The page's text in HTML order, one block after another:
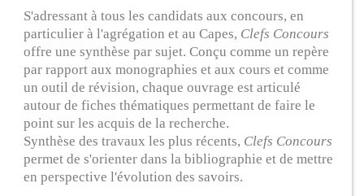
S'adressant à tous les candidats aux concours, en
particulier à l'agrégation et au Capes, Clefs Concours
offre une synthèse par sujet. Conçu comme un repère
par rapport aux monographies et aux cours et comme
un outil de révision, chaque ouvrage est articulé
autour de fiches thématiques permettant de faire le
point sur les acquis de la recherche.
Synthèse des travaux les plus récents, Clefs Concours
permet de s'orienter dans la bibliographie et de mettre
en perspective l'évolution des savoirs.